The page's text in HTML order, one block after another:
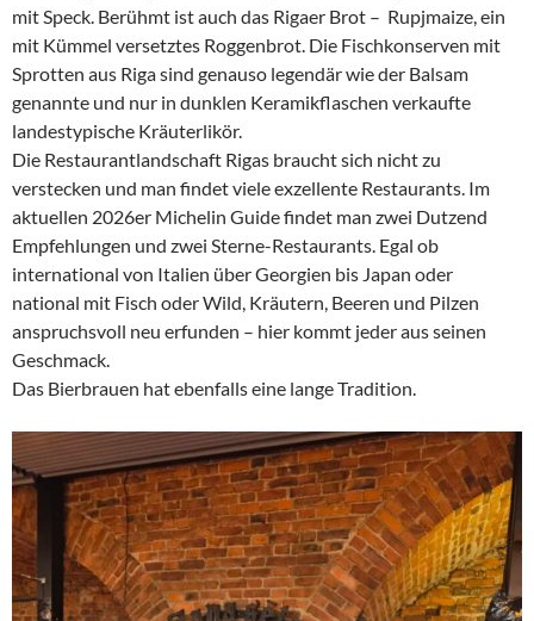
mit Speck. Berühmt ist auch das Rigaer Brot – Rupjmaize, ein
mit Kümmel versetztes Roggenbrot. Die Fischkonserven mit
Sprotten aus Riga sind genauso legendär wie der Balsam
genannte und nur in dunklen Keramikflaschen verkaufte
landestypische Kräuterlikör.
Die Restaurantlandschaft Rigas braucht sich nicht zu
verstecken und man findet viele exzellente Restaurants. Im
aktuellen 2026er Michelin Guide findet man zwei Dutzend
Empfehlungen und zwei Sterne-Restaurants. Egal ob
international von Italien über Georgien bis Japan oder
national mit Fisch oder Wild, Kräutern, Beeren und Pilzen
anspruchsvoll neu erfunden – hier kommt jeder aus seinen
Geschmack.
Das Bierbrauen hat ebenfalls eine lange Tradition.